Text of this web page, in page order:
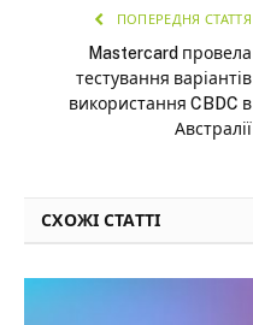
ПОПЕРЕДНЯ СТАТТЯ
Mastercard провела
тестування варіантів
використання CBDC в
Австралії
СХОЖІ СТАТТІ